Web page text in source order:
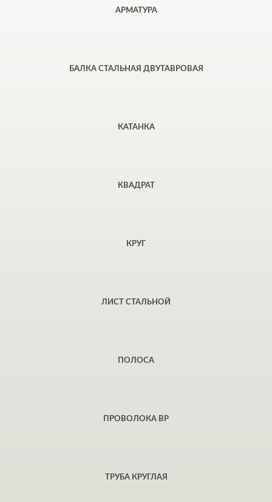
АРМАТУРА
БАЛКА СТАЛЬНАЯ ДВУТАВРОВАЯ
КАТАНКА
КВАДРАТ
КРУГ
ЛИСТ СТАЛЬНОЙ
ПОЛОСА
ПРОВОЛОКА ВР
ТРУБА КРУГЛАЯ